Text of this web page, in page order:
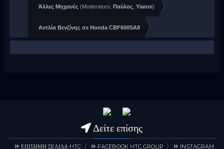
Άλλες Μηχανές (Moderators:Παύλος ,Yianni)
Αντλία Βενζίνης σε Honda CBF600SA8
Δείτε επίσης
ΕΠΙΣΗΜΗ ΣΕΛΙΔΑ HTC FACEBOOK HTC GROUP INSTAGRAM